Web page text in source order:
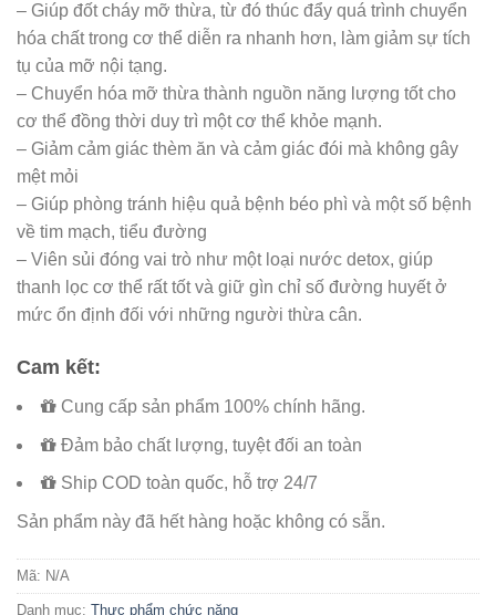
– Giúp đốt cháy mỡ thừa, từ đó thúc đẩy quá trình chuyển
hóa chất trong cơ thể diễn ra nhanh hơn, làm giảm sự tích
tụ của mỡ nội tạng.
– Chuyển hóa mỡ thừa thành nguồn năng lượng tốt cho
cơ thể đồng thời duy trì một cơ thể khỏe mạnh.
– Giảm cảm giác thèm ăn và cảm giác đói mà không gây
mệt mỏi
– Giúp phòng tránh hiệu quả bệnh béo phì và một số bệnh
về tim mạch, tiểu đường
– Viên sủi đóng vai trò như một loại nước detox, giúp
thanh lọc cơ thể rất tốt và giữ gìn chỉ số đường huyết ở
mức ổn định đối với những người thừa cân.
Cam kết:
Cung cấp sản phẩm 100% chính hãng.
Đảm bảo chất lượng, tuyệt đối an toàn
Ship COD toàn quốc, hỗ trợ 24/7
Sản phẩm này đã hết hàng hoặc không có sẵn.
Mã: N/A
Danh mục: Thực phẩm chức năng